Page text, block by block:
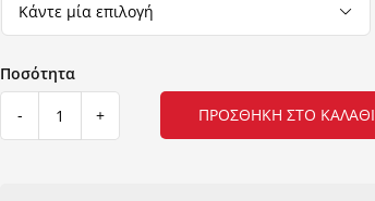

ΠΡΟΣΘΉΚΗ ΣΤΟ ΚΑΛΆΘΙ